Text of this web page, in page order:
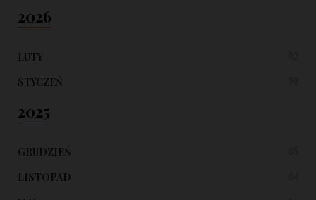
2026
LUTY
STYCZEŃ
2025
GRUDZIEŃ
LISTOPAD